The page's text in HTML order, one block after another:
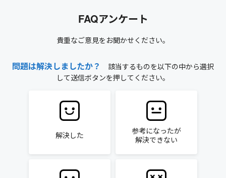
FAQアンケート
貴重なご意見をお聞かせください。
問題は解決しましたか？
該当するものを以下の中から選択
して送信ボタンを押してください。
解決した
参考になったが
解決できない